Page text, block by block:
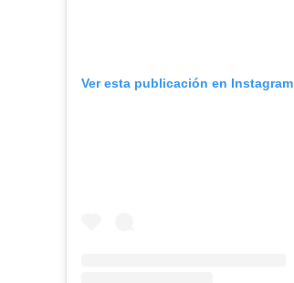
Ver esta publicación en Instagram